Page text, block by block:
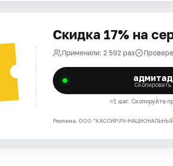
Скидка 17% на
Применили: 2 592 раз
адмитад
Скопировать
1 шаг. Скопируйте
Реклама. ООО "КАССИР.РУ-НАЦИОНАЛЬНЫЙ